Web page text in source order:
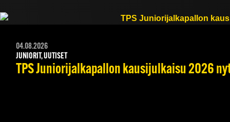
04.08.2026
JUNIORIT, UUTISET
TPS Juniorijalkapallon kausijulkaisu 2026